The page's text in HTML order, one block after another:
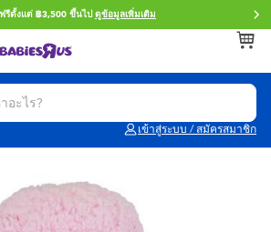
รีตั้งแต่ ฿3,500 ขึ้นไป ดูข้อมูลเพิ่มเติม
เข้าสู่ระบบ / สมัครสมาชิก
ร์ และการสวมบทบาทเป็นฮีโร่
สตอรี่